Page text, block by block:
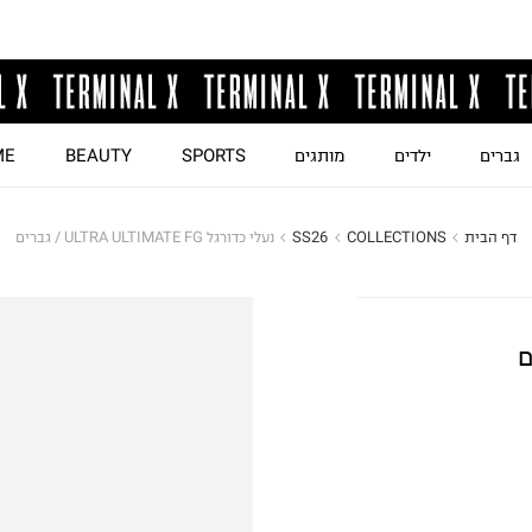
גברים ילדים מותגים SPORTS
BEAUTY
דף הבית COLLECTIONS
SS26 נעלי כדורגל ULTRA ULTIMATE FG / גברים